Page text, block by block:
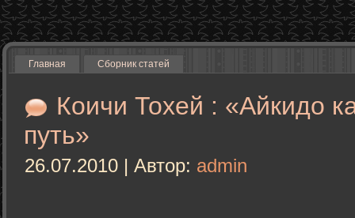
Главная Сборник статей
Коичи Тохей : «Айкидо
путь»
26.07.2010 | Автор: admin